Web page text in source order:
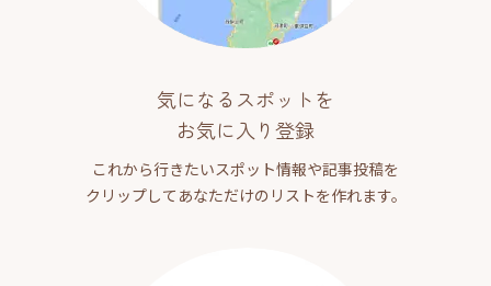
気になるスポットを
お気に入り登録
これから行きたいスポット情報や記事投稿を
クリップしてあなただけのリストを作れます。